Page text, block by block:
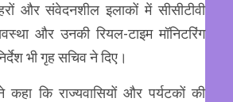
और संवेदनशील इलाकों में सीसीटीवी
और उनकी रियल-टाइम मॉनिटरिंग
भी गृह सचिव ने दिए।
कहा कि राज्यवासियों और पर्यटकों की